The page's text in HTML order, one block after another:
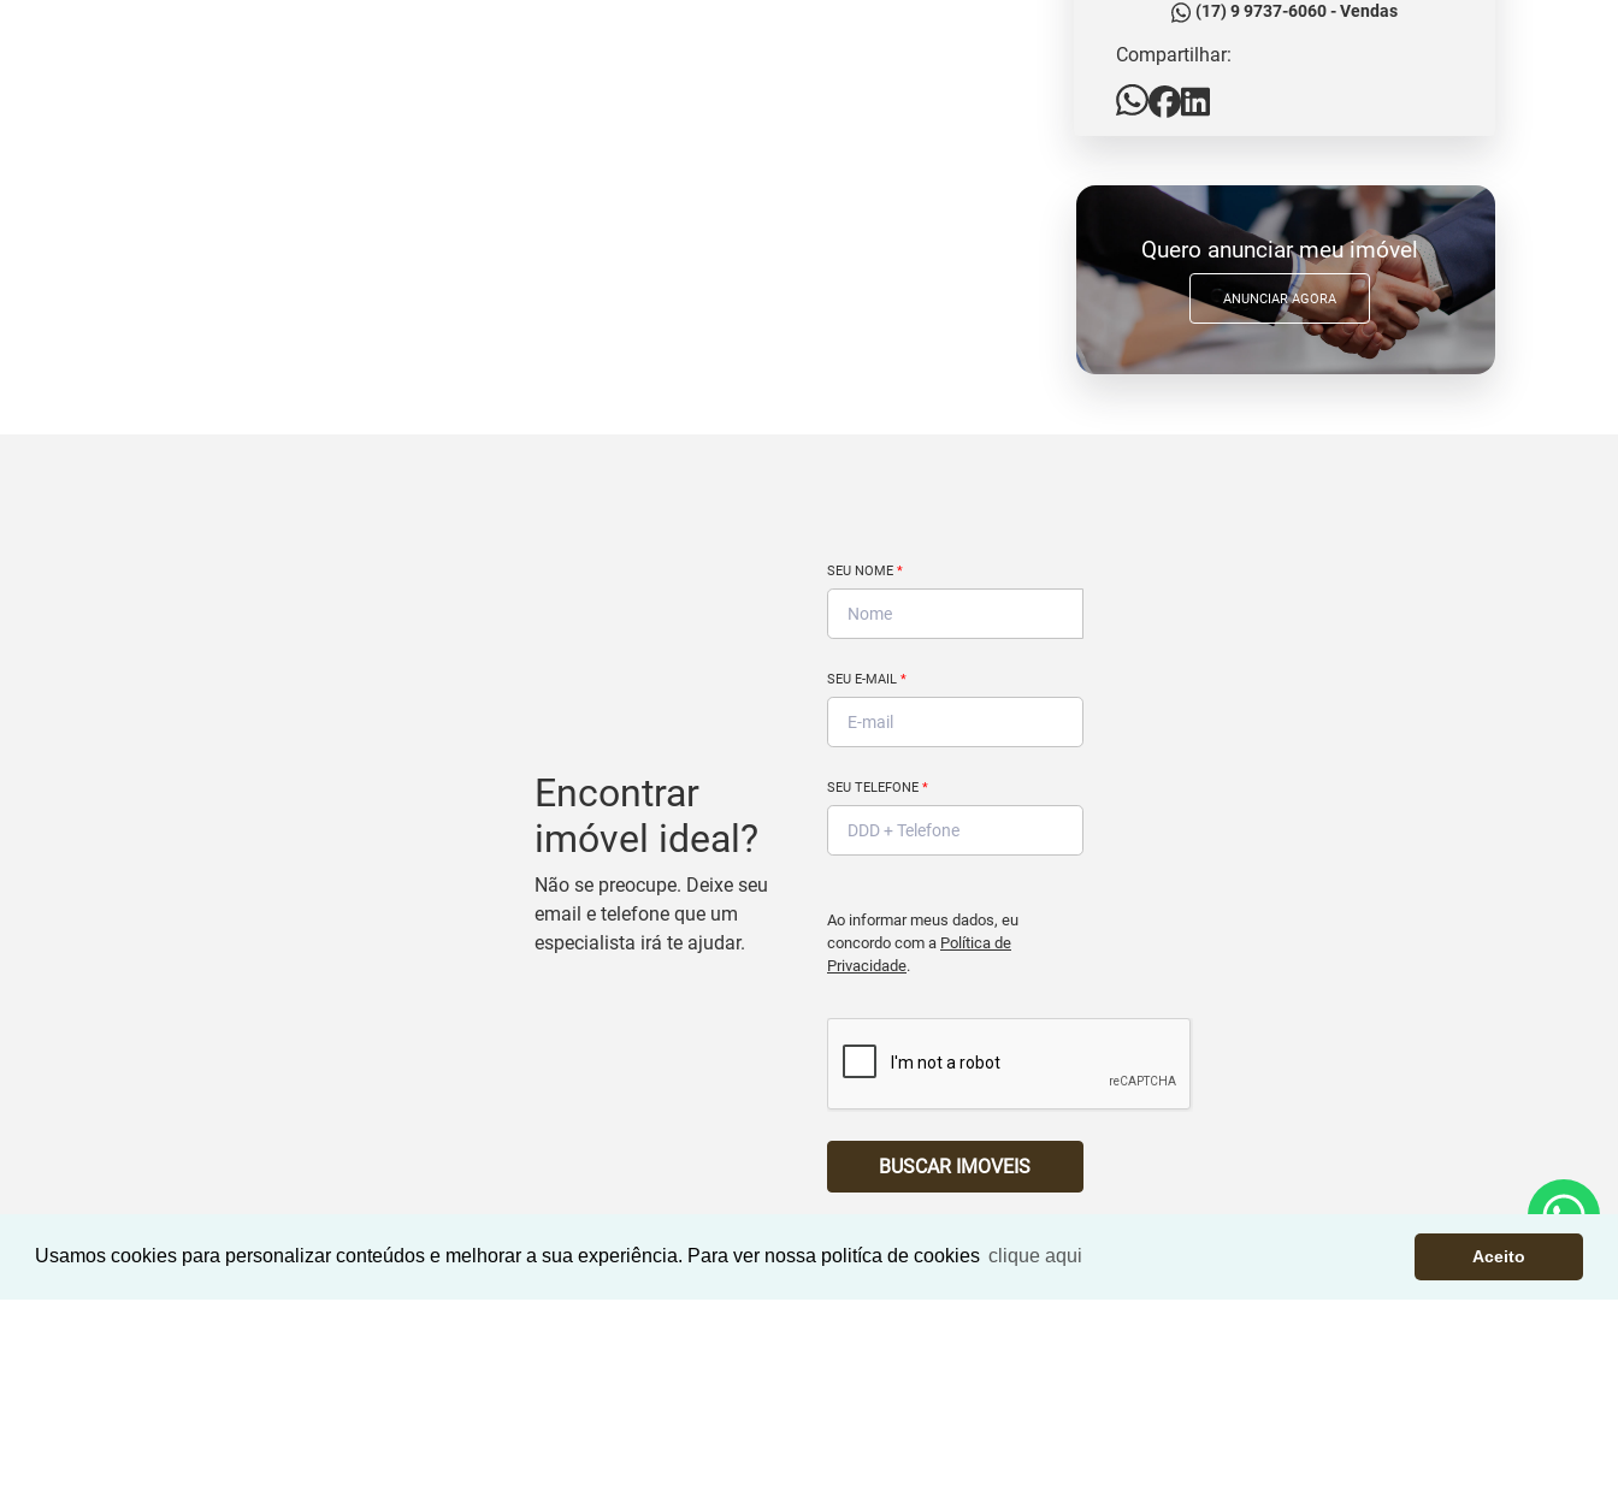
Usamos cookies para personalizar conteúdos e melhorar a sua experiência. Para ver nossa politíca de cookies clique aqui Aceito
(17) 9 9737-6060 - Vendas
Compartilhar:
Quero anunciar meu imóvel
ANUNCIAR AGORA
Encontrar
imóvel ideal?
Não se preocupe. Deixe seu
email e telefone que um
especialista irá te ajudar.
SEU NOME *
SEU E-MAIL *
SEU TELEFONE *
Ao informar meus dados, eu
concordo com a Política de
Privacidade.
BUSCAR IMOVEIS